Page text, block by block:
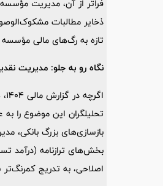
ذخایر مطالبات
تازه به رگ‌های مالی
نگاه رو به جلو: مدیریت
تحلیلگران این موضوع را
بازسازی‌های بزرگ بانکی،
بخش‌های ترازنامه (درآمد
اصلاحی، به تدریج